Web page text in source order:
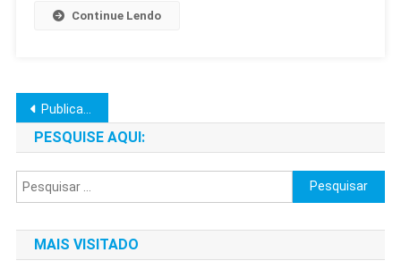
Continue Lendo
Navegação
por
posts
Publicações mais antigas
PESQUISE AQUI:
Pesquisar
por:
MAIS VISITADO